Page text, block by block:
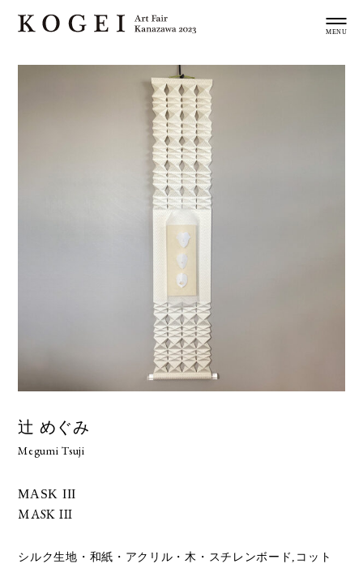
辻 めぐみ
Megumi Tsuji
MASK III
MASK III
シルク生地・和紙・アクリル・木・スチレンボード,コット